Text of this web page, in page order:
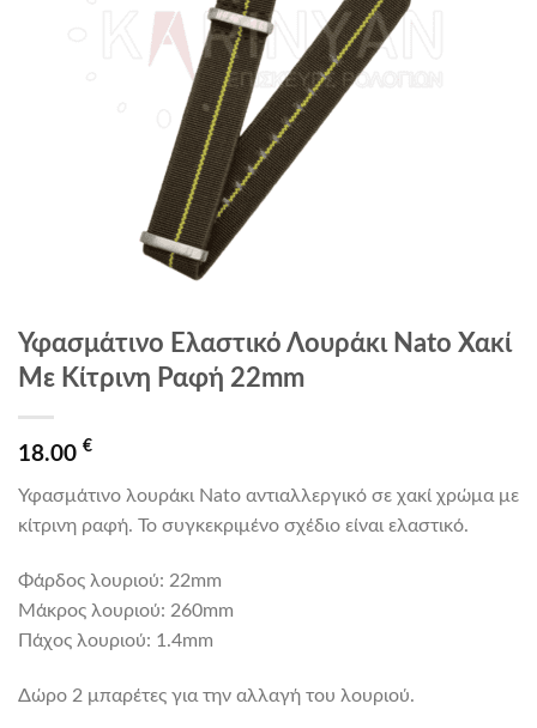
Υφασμάτινο Ελαστικό Λουράκι Nato Χακί
Με Κίτρινη Ραφή 22mm
18.00 €
Υφασμάτινο λουράκι Nato αντιαλλεργικό σε χακί χρώμα με
κίτρινη ραφή. Το συγκεκριμένο σχέδιο είναι ελαστικό.
Φάρδος λουριού: 22mm
Mάκρος λουριού: 260mm
Πάχος λουριού: 1.4mm
Δώρο 2 μπαρέτες για την αλλαγή του λουριού.